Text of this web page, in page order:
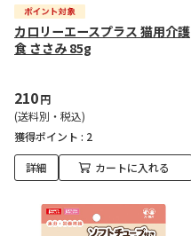
カロリーエースプラス 猫用介護
食 ささみ 85g
210円
(送料別・税込)
獲得ポイント : 2
詳細 カートに入れる